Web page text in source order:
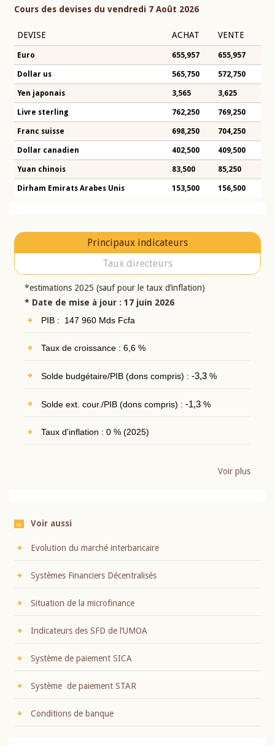
Cours des devises du vendredi 7 Août 2026
DEVISE ACHAT VENTE
Euro 655,957 655,957
Dollar us 565,750 572,750
Yen japonais 3,565 3,625
Livre sterling 762,250 769,250
Franc suisse 698,250 704,250
Dollar canadien 402,500 409,500
Yuan chinois 83,500 85,250
Dirham Emirats Arabes Unis 153,500 156,500
Principaux indicateurs
Taux directeurs
*estimations 2025 (sauf pour le taux d’inflation)
* Date de mise à jour : 17 juin 2026
PIB : 147 960 Mds Fcfa
Taux de croissance : 6,6 %
Solde budgétaire/PIB (dons compris) : -3,3%
Solde ext. cour./PIB (dons compris) : -1,3%
Taux d'inflation : 0 % (2025)
Voir plus
Voir aussi
Evolution du marché interbancaire
Systèmes Financiers Décentralisés
Situation de la microfinance
Indicateurs des SFD de l’UMOA
Système de paiement SICA
Système de paiement STAR
Conditions de banque